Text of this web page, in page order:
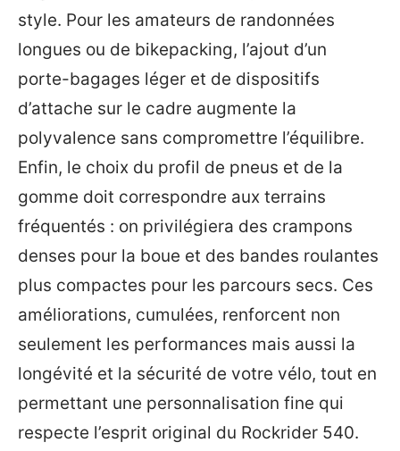
style. Pour les amateurs de randonnées
longues ou de bikepacking, l’ajout d’un
porte-bagages léger et de dispositifs
d’attache sur le cadre augmente la
polyvalence sans compromettre l’équilibre.
Enfin, le choix du profil de pneus et de la
gomme doit correspondre aux terrains
fréquentés : on privilégiera des crampons
denses pour la boue et des bandes roulantes
plus compactes pour les parcours secs. Ces
améliorations, cumulées, renforcent non
seulement les performances mais aussi la
longévité et la sécurité de votre vélo, tout en
permettant une personnalisation fine qui
respecte l’esprit original du Rockrider 540.